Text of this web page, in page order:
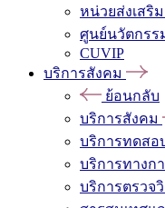
หน่วยส่งเสริ
ศูนย์นวัตกรร
CUVIP
บริการสังคม
ย้อนกลับ
บริการสังคม
บริการทดสอ
บริการทางก
บริการตรวจ